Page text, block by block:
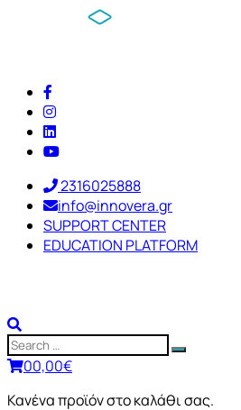
2316025888
info@innovera.gr
SUPPORT CENTER
EDUCATION PLATFORM
00,00€
Κανένα προϊόν στο καλάθι σας.